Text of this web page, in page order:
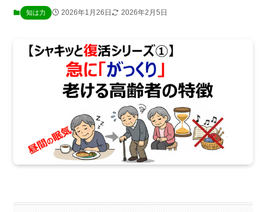
知は力 2026年1月26日 2026年2月5日